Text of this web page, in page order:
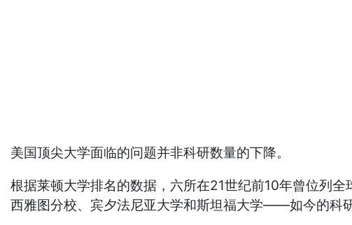
美国顶尖大学面临的问题并非科研数量的下降。
根据莱顿大学排名的数据，六所在21世纪前10年曾位列
西雅图分校、宾夕法尼亚大学和斯坦福大学——如今的科